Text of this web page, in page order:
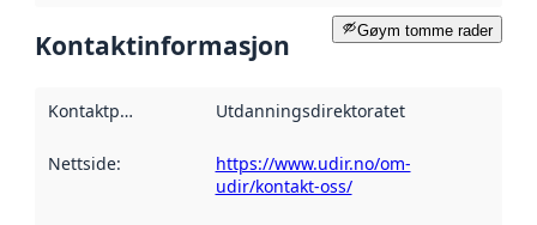
Gøym tomme rader
Kontaktinformasjon
Kontaktpunkt Utdanningsdirektoratet
Nettside:
https://www.udir.no/om-
udir/kontakt-oss/